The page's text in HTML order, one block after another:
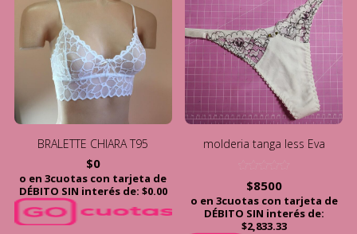
BRALETTE CHIARA T95
$0
o en 3cuotas con tarjeta de
DÉBITO SIN interés de: $0.00
molderia tanga less Eva
con
5.00
de 5
$8500
o en 3cuotas con tarjeta de
DÉBITO SIN interés de:
$2,833.33